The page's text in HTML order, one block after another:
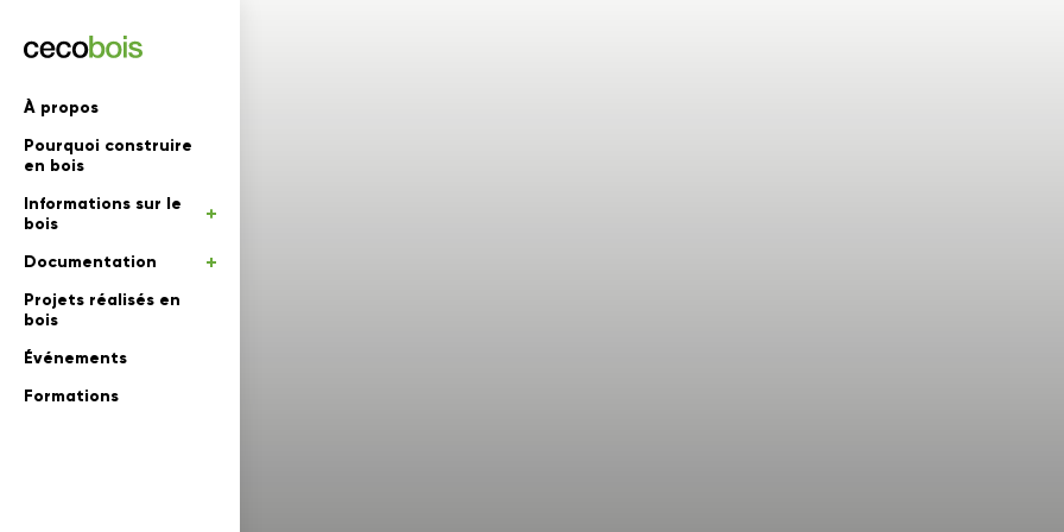
À propos
Pourquoi construire
en bois
Informations sur le
bois
Documentation
Projets réalisés en
bois
Événements
Formations
en bois